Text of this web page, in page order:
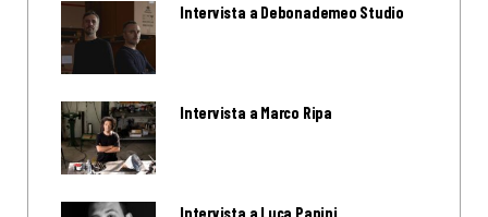
Intervista a Debonademeo Studio
Intervista a Marco Ripa
Intervista a Luca Papini